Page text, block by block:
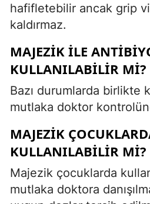
hafifletebilir ancak grip
kaldırmaz.
MAJEZIK ILE
KULLANILABILIR MI?
Bazı durumlarda birlikte
mutlaka doktor
MAJEZIK
KULLANILABILIR MI?
Majezik çocuklarda
mutlaka doktora